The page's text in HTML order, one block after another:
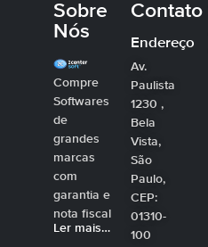
Sobre
Nós
Compre
Softwares
de
grandes
marcas
com
garantia e
nota fiscal
Ler mais…
Contato
Endereço
Av.
Paulista
1230 ,
Bela
Vista,
São
Paulo,
CEP:
01310-
100